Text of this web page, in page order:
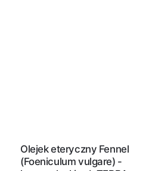
Olejek eteryczny Fennel
(Foeniculum vulgare) -